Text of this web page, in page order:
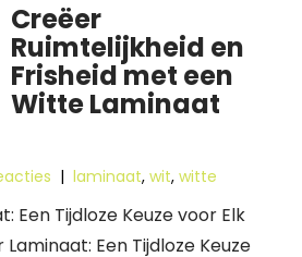
Creëer
Ruimtelijkheid en
Frisheid met een
Witte Laminaat
| laminaat, wit, witte
Een Tijdloze Keuze voor Elk
Een Tijdloze Keuze